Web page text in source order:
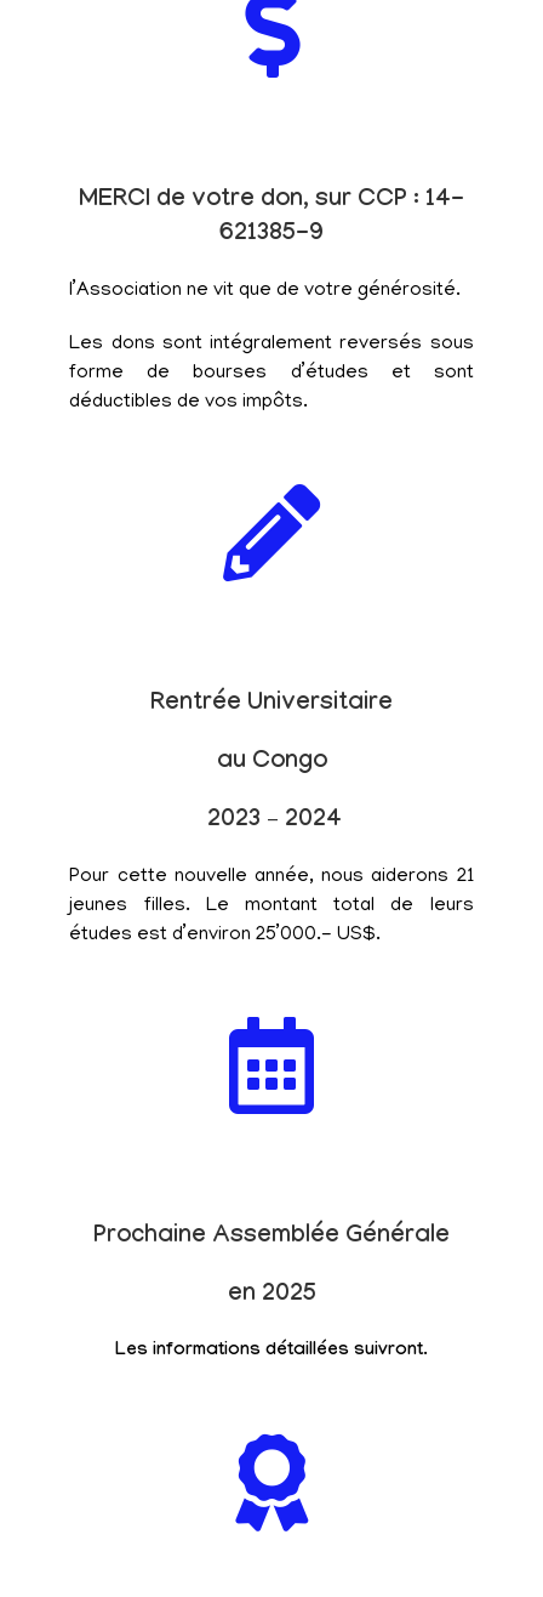
MERCI de votre don, sur CCP : 14-
621385-9
l’Association ne vit que de votre générosité.
Les dons sont intégralement reversés sous
forme de bourses d’études et sont
déductibles de vos impôts.
Rentrée Universitaire
au Congo
2023 – 2024
Pour cette nouvelle année, nous aiderons 21
jeunes filles. Le montant total de leurs
études est d’environ 25’000.- US$.
Prochaine Assemblée Générale
en 2025
Les informations détaillées suivront.